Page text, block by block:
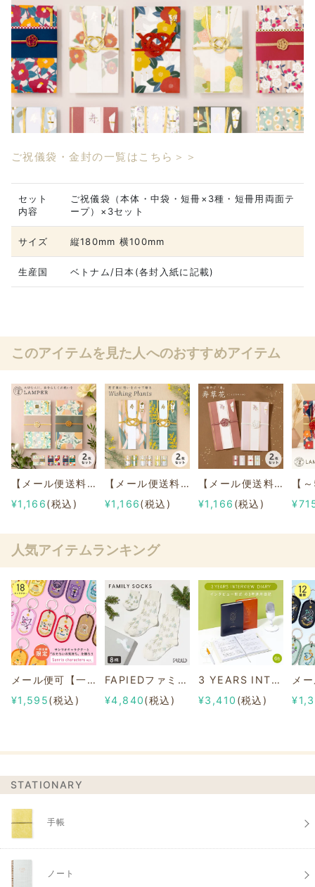
ご祝儀袋・金封の一覧はこちら＞＞
セット
内容
ご祝儀袋（本体・中袋・短冊×3種・短冊用両面テ
ープ）×3セット
サイズ 縦180mm 横100mm
生産国 ベトナム/日本(各封入紙に記載)
このアイテムを見た人へのおすすめアイテム
【メール便送料無料】LAMPERご祝儀袋 ２枚セット
¥1,166(税込)
【メール便送料無料】Wishing Plantsご祝儀袋 ２枚セット
¥1,166(税込)
【メール便送料無料】寿草花ご祝儀袋 ２枚セット
¥1,166 (税込)
人気アイテムランキング
メール便可【一部店舗限定】2/8b PAIR KEY RING Sanrio characters ver.
¥1,595(税込)
FAPIEDファミリーソックスセット 総柄
¥4,840(税込)
3 YEARS INTERVIEW DIARY
¥3,410 (税込)
STATIONARY
手帳
ノート